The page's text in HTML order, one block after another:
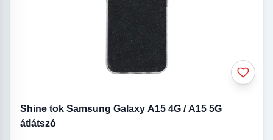
Shine tok Samsung Galaxy A15 4G / A15 5G
átlátszó